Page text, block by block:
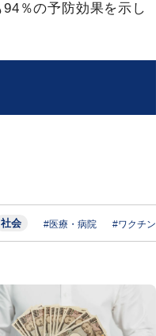
％の予防効果を示し
社会 #医療・病院 #ワクチン